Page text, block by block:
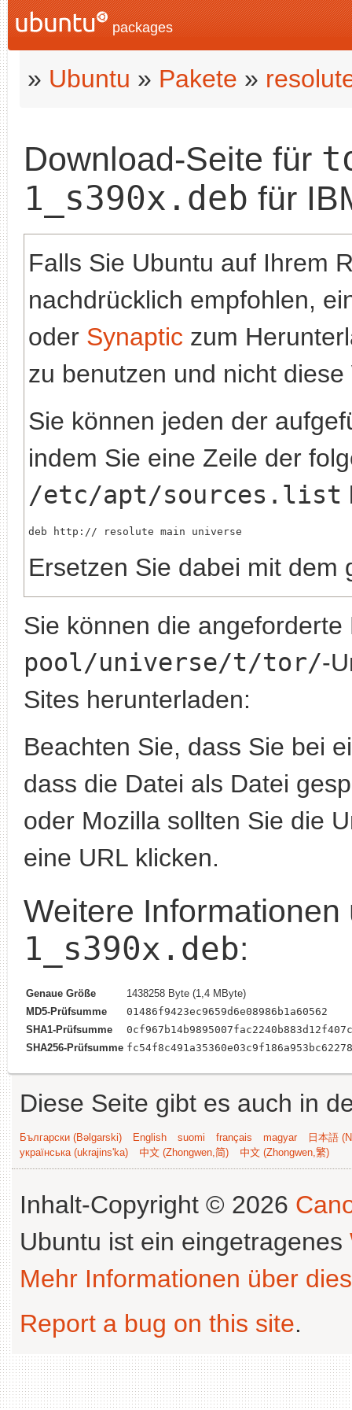
packages
» Ubuntu » Pakete »
Download-Seite für
1_s390x.deb für
Falls Sie Ubuntu auf Ihrem
nachdrücklich empfohlen,
oder Synaptic zum
zu benutzen und nicht diese
Sie können jeden der
indem Sie eine Zeile der
/etc/apt/sources.list
deb http://
Ersetzen Sie dabei mit dem
Sie können die angeforderte
pool/universe/t/tor/-
Sites herunterladen:
Beachten Sie, dass Sie bei
dass die Datei als Datei
oder Mozilla sollten Sie die
eine URL klicken.
Weitere
1_s390x.deb:
Genaue Größe
1438258 Byte (1,4 MByte)
MD5-Prüfsumme
01486f9423ec9659d6e08986b1a60562
SHA1-Prüfsumme
SHA256-Prüfsumme
Diese Seite gibt es auch in
Български (Bəlgarski) English suomi français magyar
日本語
українська (ukrajins'ka)
中文 (Zhongwen,简) 中文 (Zhongwen,繁)
Inhalt-Copyright © 2026
Ubuntu ist ein eingetragenes
Mehr Informationen über
Report a bug on this site.